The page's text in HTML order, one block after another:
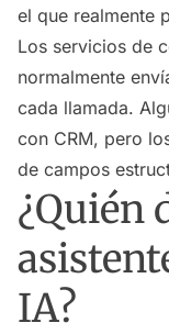
el que realmente
Los servicios de
normalmente
cada llamada.
con CRM, pero
de campos
¿Quién
IA?